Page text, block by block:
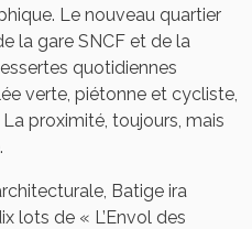
Le nouveau quartier
la gare SNCF et de la
quotidiennes
verte, piétonne et cycliste,
proximité, toujours, mais
Batige ira
lots de « L’Envol des